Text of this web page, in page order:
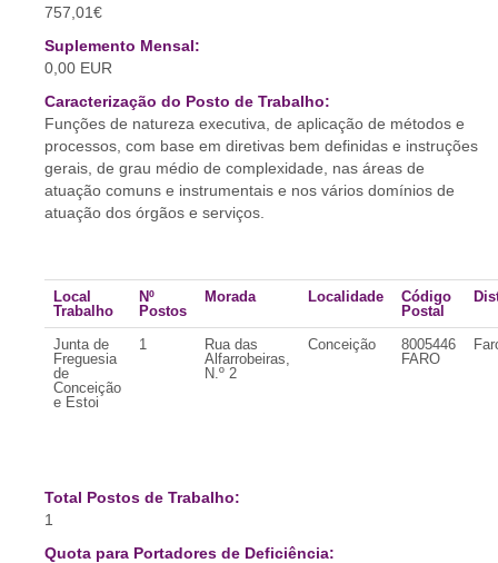
757,01€
Suplemento Mensal:
0,00 EUR
Caracterização do Posto de Trabalho:
Funções de natureza executiva, de aplicação de métodos e
processos, com base em diretivas bem definidas e instruções
gerais, de grau médio de complexidade, nas áreas de
atuação comuns e instrumentais e nos vários domínios de
atuação dos órgãos e serviços.
Local
Trabalho
Nº
Postos
Morada Localidade
Código
Postal
Junta de
Freguesia
de
Conceição
e Estoi
1
Rua das
Alfarrobeiras,
N.º 2
Conceição
8005446
FARO
Total Postos de Trabalho:
1
Quota para Portadores de Deficiência: